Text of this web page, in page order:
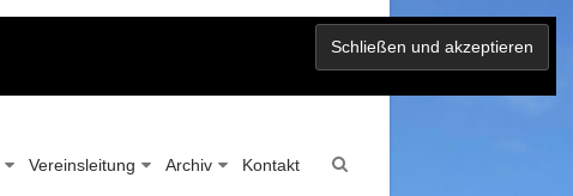
Vereinsleitung Archiv Kontakt